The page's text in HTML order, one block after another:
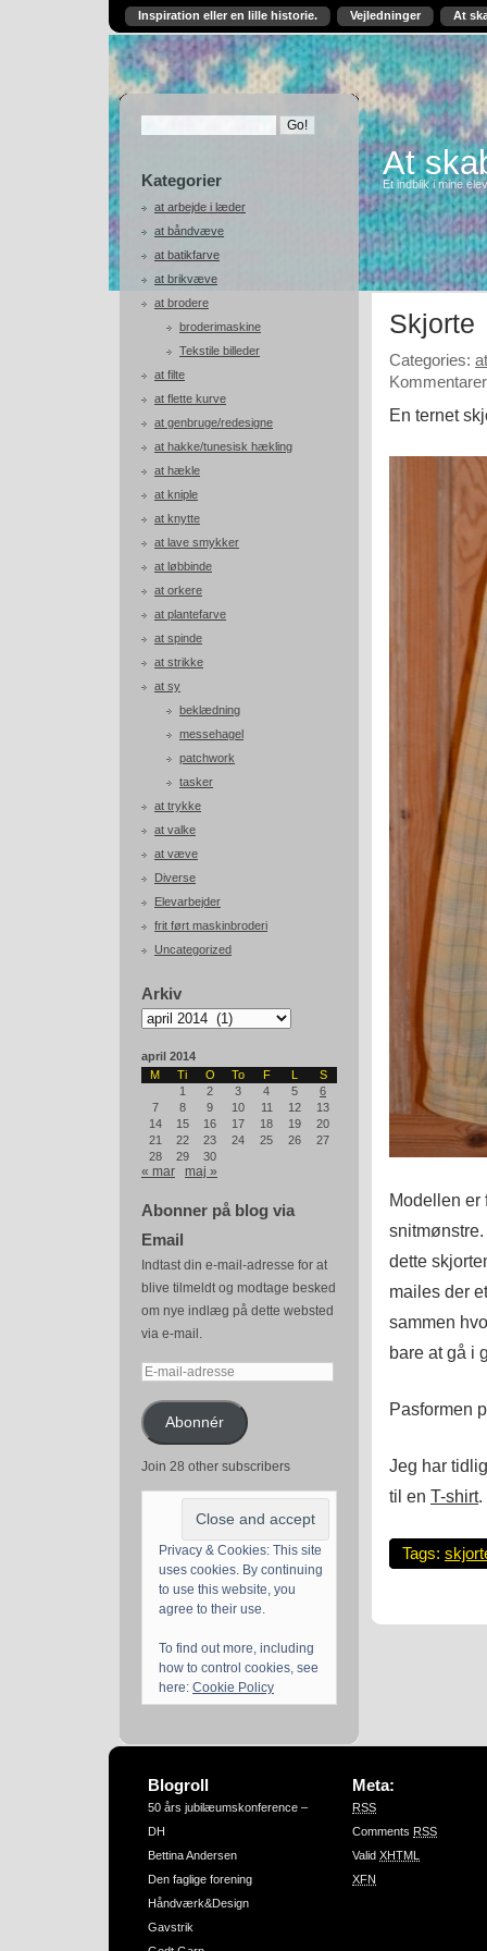
Inspiration eller en lille historie. Vejledninger At
Kategorier
at arbejde i læder
at båndvæve
at batikfarve
at brikvæve
at brodere
broderimaskine
Tekstile billeder
at filte
at flette kurve
at genbruge/redesigne
at hakke/tunesisk hækling
at hækle
at kniple
at knytte
at lave smykker
at løbbinde
at orkere
at plantefarve
at spinde
at strikke
at sy
beklædning
messehagel
patchwork
tasker
at trykke
at valke
at væve
Diverse
Elevarbejder
frit ført maskinbroderi
Uncategorized
Arkiv
Arkiv
april 2014
M
Ti O To F L
S
1
2 3 4 5
6
7
8 9 10 11 12
13
14
15 16 17 18 19
20
21
22 23 24 25 26
27
28
29 30
« mar maj »
Abonner på blog via
Email
Indtast din e-mail-adresse for at
blive tilmeldt og modtage besked
om nye indlæg på dette websted
via e-mail.
E-
adresseAbonnér
Join 28 other subscribers
Privacy & Cookies: This site
uses cookies. By continuing
to use this website, you
agree to their use.
To find out more, including
how to control cookies, see
here: Cookie Policy
At
Et indblik i mine
Skjorte
Categories:
En ternet
Modellen
dette
mailes der
sammen
bare at gå i
Pasformen
Jeg har
til en T-shirt.
Tags:
Blogroll
50 års jubilæumskonference –
DH
Bettina Andersen
Den faglige forening
Håndværk&Design
Gavstrik
Meta:
RSS
Comments RSS
Valid XHTML
XFN